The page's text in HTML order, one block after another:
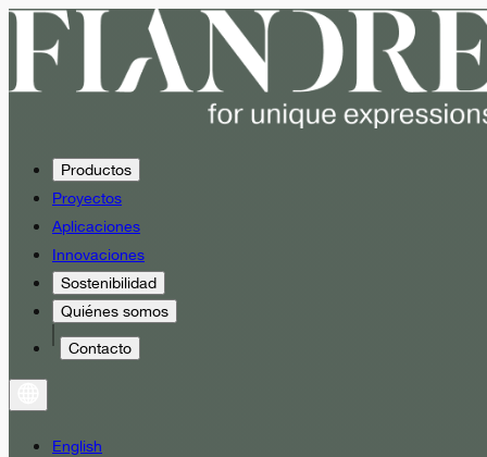
Productos
Proyectos
Aplicaciones
Innovaciones
Sostenibilidad
Quiénes somos
Contacto
English